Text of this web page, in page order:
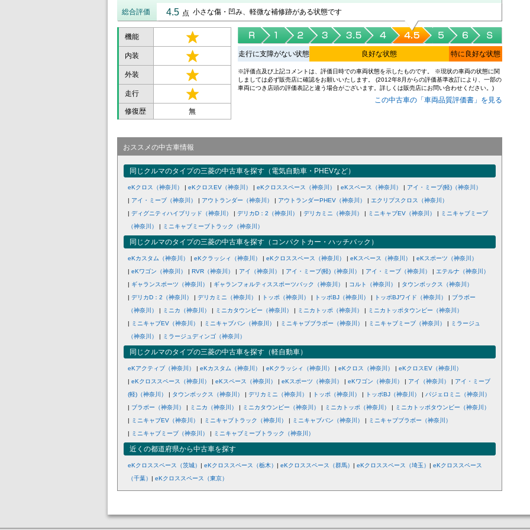
総合評価 4.5 点 小さな傷・凹み、軽微な補修跡がある状態です
機能
内装
外装
走行
修復歴 無
走行に支障がない状態 良好な状態 特に良好な状態
※評価点及び上記コメントは、評価日時での車両状態を示したものです。 ※現状の車両の状態に関
しましては必ず販売店に確認をお願いいたします。 (2012年8月からの評価基準改訂により、一部の
車両につき店頭の評価表記と違う場合がございます。詳しくは販売店にお問い合わせください。)
この中古車の「車両品質評価書」を見る
おススメの中古車情報
同じクルマのタイプの三菱の中古車を探す（電気自動車・PHEVなど）
eKクロス（神奈川） | eKクロスEV（神奈川） | eKクロススペース（神奈川） | eKスペース（神奈川） | アイ・ミーブ(軽)（神奈川）
| アイ・ミーブ（神奈川） | アウトランダー（神奈川） | アウトランダーPHEV（神奈川） | エクリプスクロス（神奈川）
| ディグニティハイブリッド（神奈川） | デリカD：2（神奈川） | デリカミニ（神奈川） | ミニキャブEV（神奈川） | ミニキャブミーブ
（神奈川）
| ミニキャブミーブトラック（神奈川）
同じクルマのタイプの三菱の中古車を探す（コンパクトカー・ハッチバック）
eKカスタム（神奈川） | eKクラッシィ（神奈川） | eKクロススペース（神奈川） | eKスペース（神奈川） | eKスポーツ（神奈川）
| eKワゴン（神奈川） | RVR（神奈川） | アイ（神奈川） | アイ・ミーブ(軽)（神奈川） | アイ・ミーブ（神奈川） | エテルナ（神奈川）
| ギャランスポーツ（神奈川） | ギャランフォルティススポーツバック（神奈川） | コルト（神奈川） | タウンボックス（神奈川）
| デリカD：2（神奈川） | デリカミニ（神奈川） | トッポ（神奈川） | トッポBJ（神奈川） | トッポBJワイド（神奈川） | ブラボー
（神奈川）
| ミニカ（神奈川） | ミニカタウンビー（神奈川） | ミニカトッポ（神奈川） | ミニカトッポタウンビー（神奈川）
| ミニキャブEV（神奈川） | ミニキャブバン（神奈川） | ミニキャブブラボー（神奈川） | ミニキャブミーブ（神奈川） | ミラージュ
（神奈川）
| ミラージュディンゴ（神奈川）
同じクルマのタイプの三菱の中古車を探す（軽自動車）
eKアクティブ（神奈川） | eKカスタム（神奈川） | eKクラッシィ（神奈川） | eKクロス（神奈川） | eKクロスEV（神奈川）
| eKクロススペース（神奈川） | eKスペース（神奈川） | eKスポーツ（神奈川） | eKワゴン（神奈川） | アイ（神奈川） | アイ・ミーブ
(軽)（神奈川）
| タウンボックス（神奈川） | デリカミニ（神奈川） | トッポ（神奈川） | トッポBJ（神奈川） | パジェロミニ（神奈川）
| ブラボー（神奈川） | ミニカ（神奈川） | ミニカタウンビー（神奈川） | ミニカトッポ（神奈川） | ミニカトッポタウンビー（神奈川）
| ミニキャブEV（神奈川） | ミニキャブトラック（神奈川） | ミニキャブバン（神奈川） | ミニキャブブラボー（神奈川）
| ミニキャブミーブ（神奈川） | ミニキャブミーブトラック（神奈川）
近くの都道府県から中古車を探す
eKクロススペース（茨城） | eKクロススペース（栃木） | eKクロススペース（群馬） | eKクロススペース（埼玉） | eKクロススペース
（千葉） | eKクロススペース（東京）